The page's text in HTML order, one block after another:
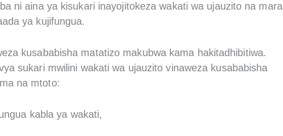
ni aina ya kisukari inayojitokeza wakati wa ujauzito na mara
ya kujifungua.
kusababisha matatizo makubwa kama hakitadhibitiwa.
sukari mwilini wakati wa ujauzito vinaweza kusababisha
na mtoto:
kabla ya wakati,